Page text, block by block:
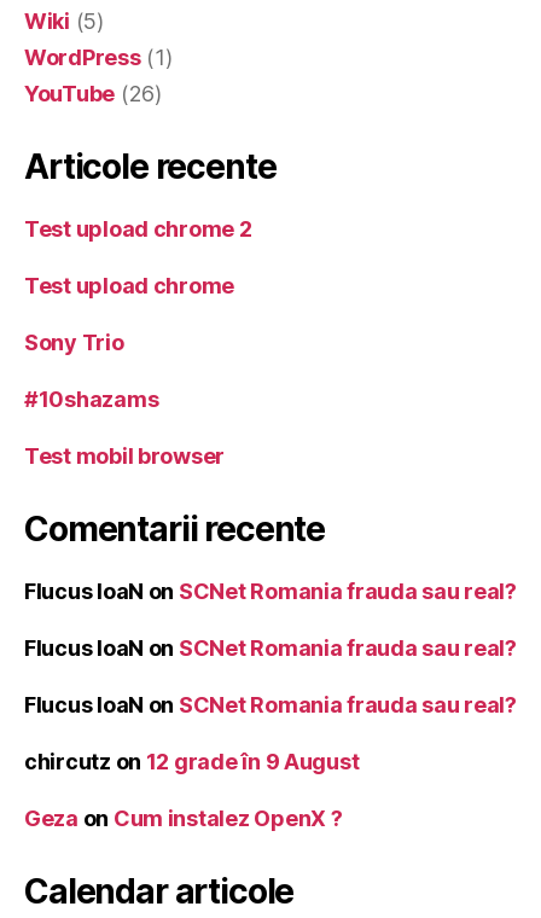
Wiki (5)
WordPress(1)
YouTube (26)
Articole recente
Test upload chrome 2
Test upload chrome
Sony Trio
#10shazams
Test mobil browser
Comentarii recente
Flucus IoaN on SCNet Romania frauda sau real?
Flucus IoaN on SCNet Romania frauda sau real?
Flucus IoaN on SCNet Romania frauda sau real?
chircutz on 12 grade în 9 August
Geza on Cum instalez OpenX ?
Calendar articole